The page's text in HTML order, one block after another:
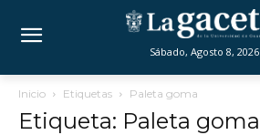
Sábado, Agosto 8, 2026
Inicio Etiquetas Paleta goma
Etiqueta: Paleta goma